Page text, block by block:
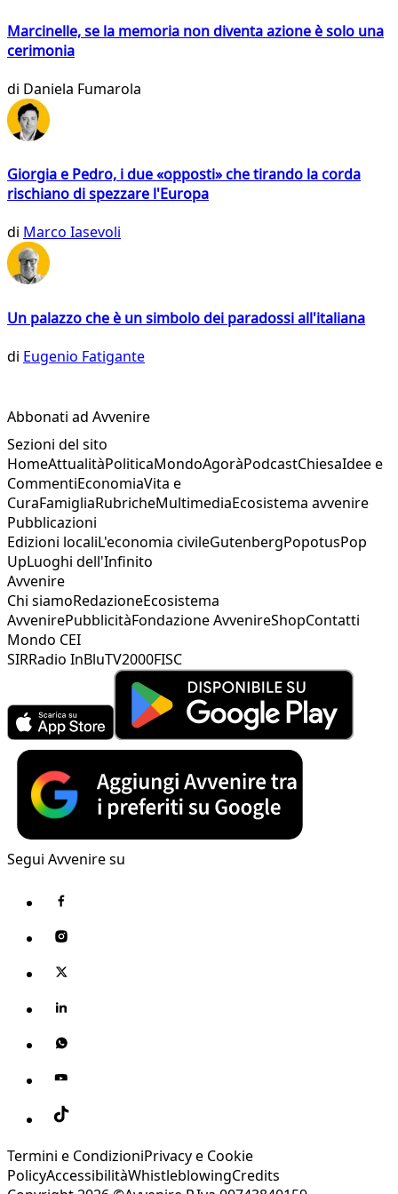
Marcinelle, se la memoria non diventa azione è solo una
cerimonia
di Daniela Fumarola
Giorgia e Pedro, i due «opposti» che tirando la corda
rischiano di spezzare l'Europa
di Marco Iasevoli
Un palazzo che è un simbolo dei paradossi all'italiana
di Eugenio Fatigante
Abbonati ad Avvenire
Sezioni del sito
HomeAttualitàPoliticaMondoAgoràPodcastChiesaIdee e
CommentiEconomiaVita e
CuraFamigliaRubricheMultimediaEcosistema avvenire
Pubblicazioni
Edizioni localiL'economia civileGutenbergPopotusPop
UpLuoghi dell'Infinito
Avvenire
Chi siamoRedazioneEcosistema
AvvenirePubblicitàFondazione AvvenireShopContatti
Mondo CEI
SIRRadio InBluTV2000FISC
Segui Avvenire su
Termini e CondizioniPrivacy e Cookie
PolicyAccessibilitàWhistleblowingCredits